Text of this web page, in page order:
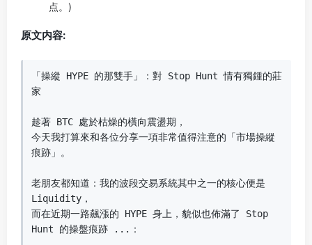
点。)
原文内容:
「操縱 HYPE 的那雙手」：對 Stop Hunt 情有獨鍾的莊
家
趁著 BTC 處於枯燥的橫向震盪期，
今天我打算來和各位分享一項非常值得注意的「市場操縱
痕跡」。
老朋友都知道：我的波段交易系統其中之一的核心便是
Liquidity，
而在近期一路飆漲的 HYPE 身上，貌似也佈滿了 Stop
Hunt 的操盤痕跡 ...：